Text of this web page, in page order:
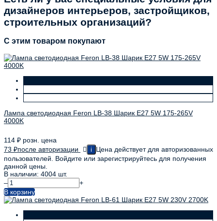
дизайнеров интерьеров, застройщиков,
строительных организаций?
C этим товаром покупают
Лампа светодиодная Feron LB-38 Шарик E27 5W 175-265V
4000K
114 ₽ розн. цена
73 ₽после авторизации i
Цена действует для авторизованных
пользователей. Войдите или зарегистрируйтесь для получения
данной цены.
В наличии: 4004 шт.
–
+
В корзину